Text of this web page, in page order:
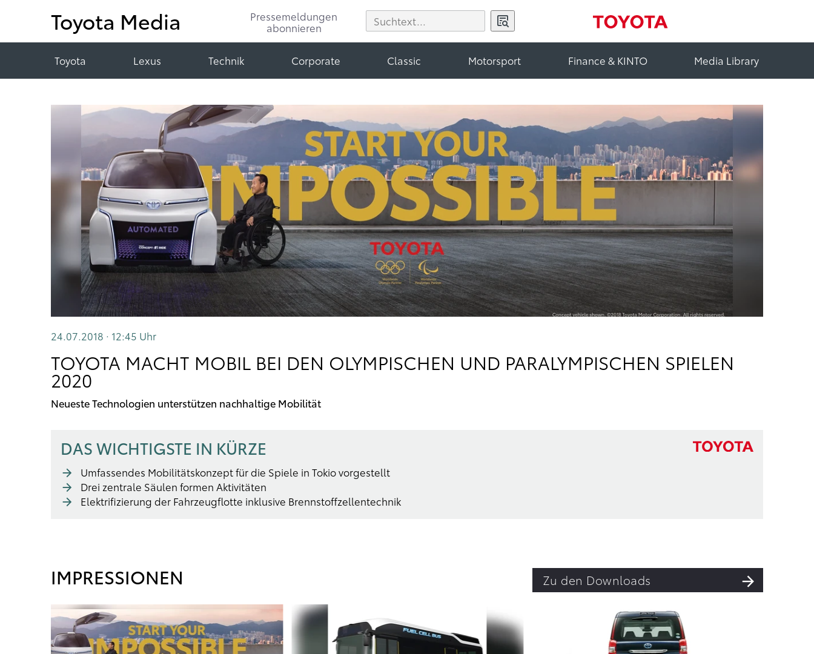
Toyota Media
Pressemeldungen
abonnieren
Toyota Lexus Technik Corporate Classic Motorsport Finance & KINTO Media Library
24.07.2018 · 12:45 Uhr
TOYOTA MACHT MOBIL BEI DEN OLYMPISCHEN UND PARALYMPISCHEN SPIELEN
2020
Neueste Technologien unterstützen nachhaltige Mobilität
DAS WICHTIGSTE IN KÜRZE
Umfassendes Mobilitätskonzept für die Spiele in Tokio vorgestellt
Drei zentrale Säulen formen Aktivitäten
Elektrifizierung der Fahrzeugflotte inklusive Brennstoffzellentechnik
IMPRESSIONEN Zu den Downloads